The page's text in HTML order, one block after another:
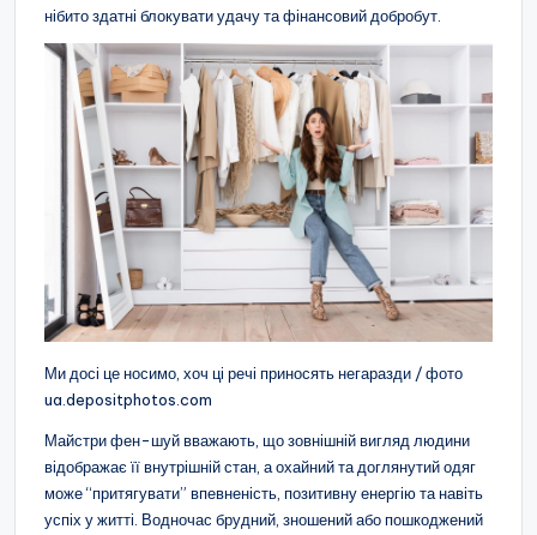
нібито здатні блокувати удачу та фінансовий добробут.
Ми досі це носимо, хоч ці речі приносять негаразди / фото
ua.depositphotos.com
Майстри фен-шуй вважають, що зовнішній вигляд людини
відображає її внутрішній стан, а охайний та доглянутий одяг
може “притягувати” впевненість, позитивну енергію та навіть
успіх у житті. Водночас брудний, зношений або пошкоджений